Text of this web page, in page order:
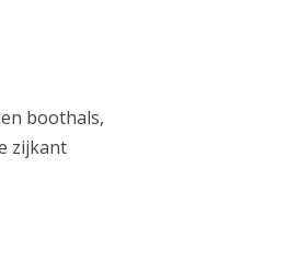
boothals,
zijkant